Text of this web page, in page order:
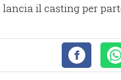
il casting per